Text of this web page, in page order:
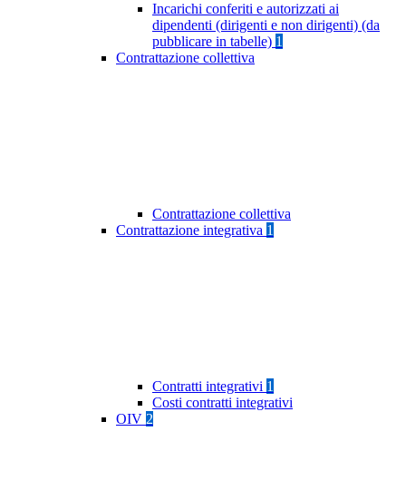
Incarichi conferiti e autorizzati ai
dipendenti (dirigenti e non dirigenti) (da
pubblicare in tabelle) 1
Contrattazione collettiva
Contrattazione collettiva
Contrattazione integrativa 1
Contratti integrativi 1
Costi contratti integrativi
OIV 2